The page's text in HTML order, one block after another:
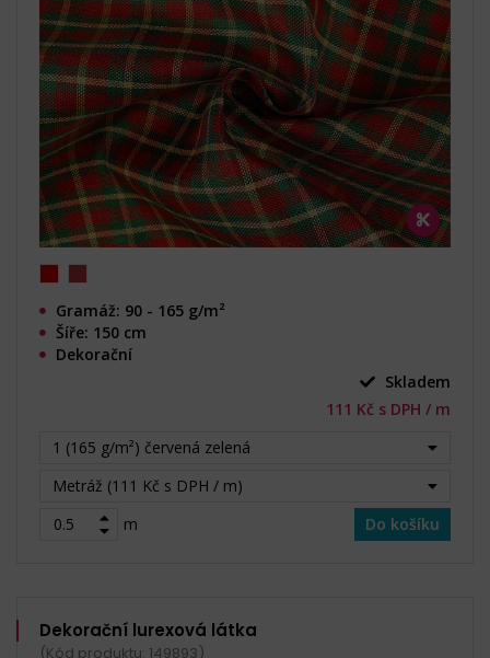
Gramáž: 90 - 165 g/m²
Šíře: 150 cm
Dekorační
Skladem
111 Kč s DPH / m
1 (165 g/m²) červená zelená
Metráž (111 Kč s DPH / m)
m
Do košíku
Dekorační lurexová látka
(Kód produktu: 149893)